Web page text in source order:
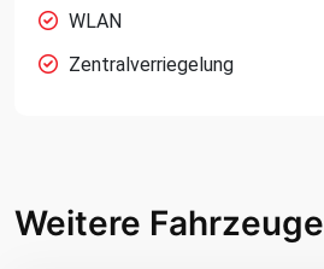
WLAN
Zentralverriegelung
Weitere Fahrzeuge